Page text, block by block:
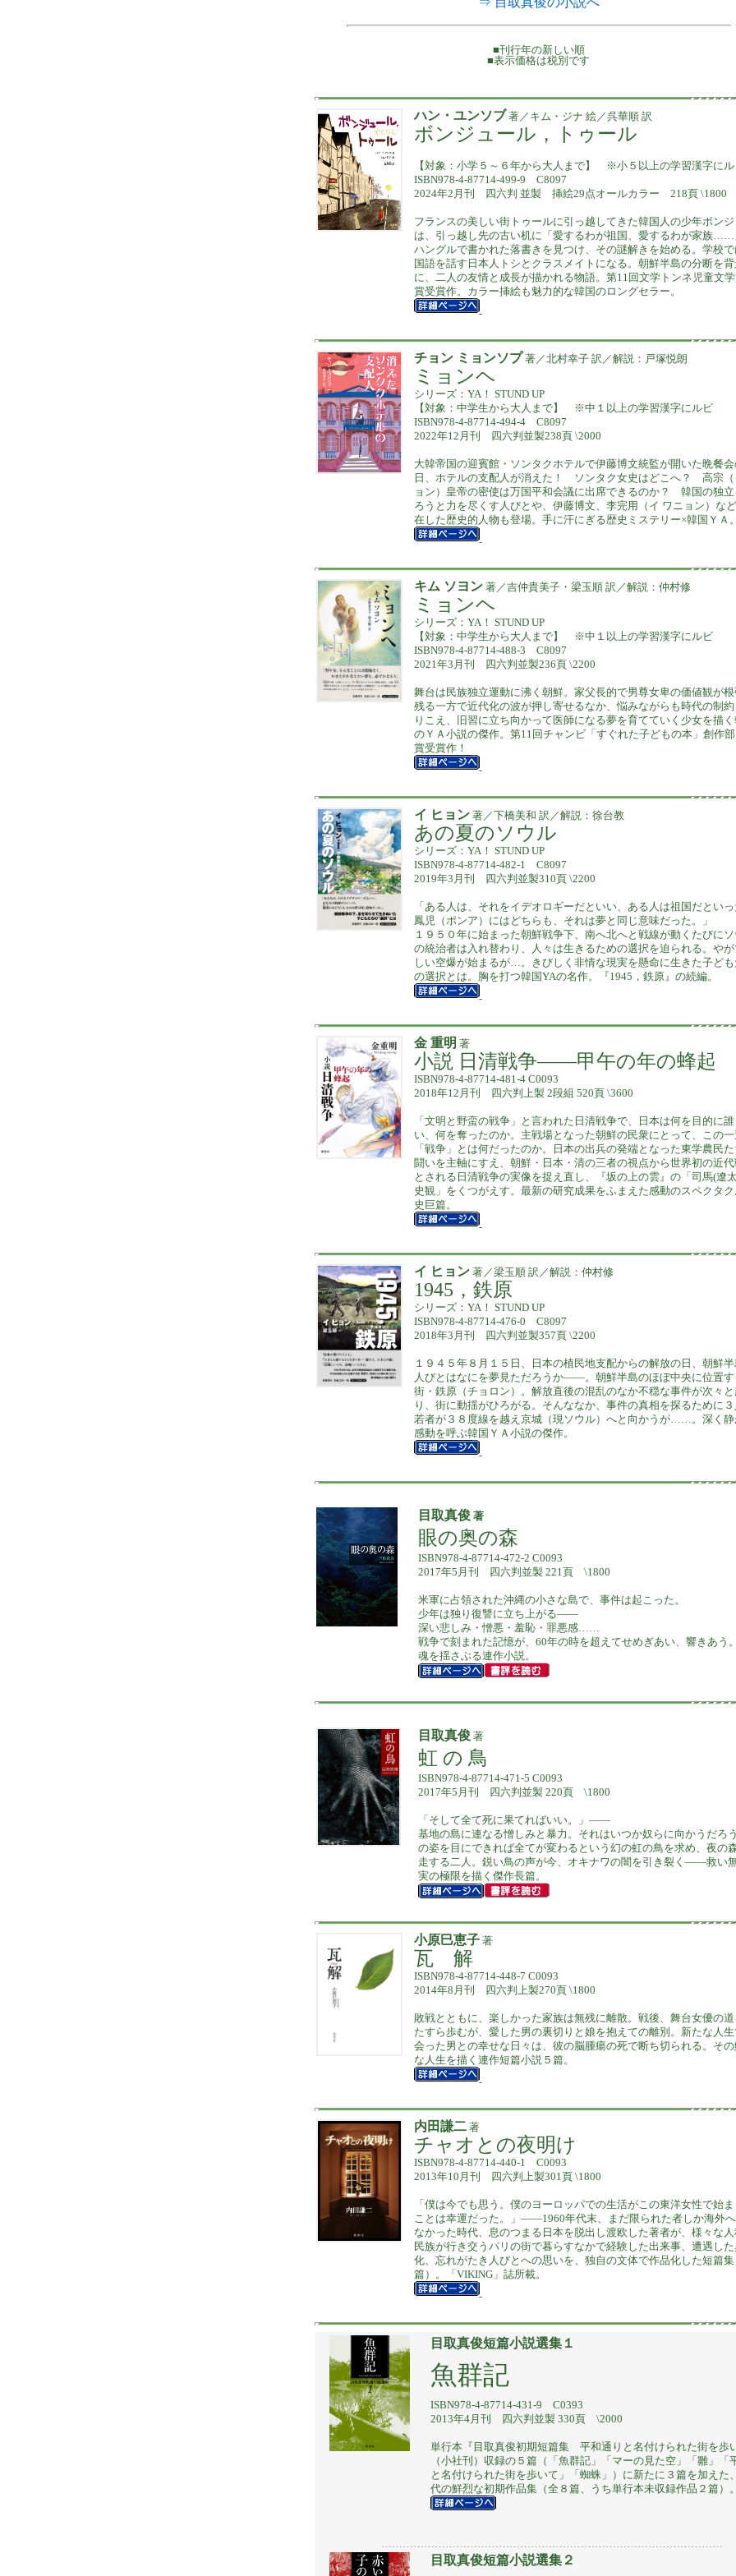
■刊行年の新しい順
■表示価格は税別です
ハン・ユンソブ著／キム・ジナ 絵／呉華順 訳
ボンジュール，トゥール
【対象：小学５～６年から大人まで】 ※小５以上の学習漢字にル
ISBN978-4-87714-499-9 C8097
2024年2月刊 四六判 並製 挿絵29点オールカラー 218頁 \1800
フランスの美しい街トゥールに引っ越してきた韓国人の少年ボンジ
は、引っ越し先の古い机に「愛するわが祖国、愛するわが家族……
ハングルで書かれた落書きを見つけ、その謎解きを始める。学校
国語を話す日本人トシとクラスメイトになる。朝鮮半島の分断を背
に、二人の友情と成長が描かれる物語。第11回文学トンネ児童文
賞受賞作。カラー挿絵も魅力的な韓国のロングセラー。
チョン ミョンソプ著／北村幸子 訳／解説：戸塚悦朗
ミョンヘ
シリーズ：YA！ STUND UP
【対象：中学生から大人まで】 ※中１以上の学習漢字にルビ
ISBN978-4-87714-494-4 C8097
2022年12月刊 四六判並製238頁 \2000
大韓帝国の迎賓館・ソンタクホテルで伊藤博文統監が開いた晩餐会
日、ホテルの支配人が消えた！ ソンタク女史はどこへ？ 高宗（
ョン）皇帝の密使は万国平和会議に出席できるのか？ 韓国の独立
ろうと力を尽くす人びとや、伊藤博文、李完用（イ ワニョン）などの実
在した歴史的人物も登場。手に汗にぎる歴史ミステリー×韓国ＹＡ。
キム ソヨン著／吉仲貴美子・梁玉順 訳／解説：仲村修
ミョンヘ
シリーズ：YA！ STUND UP
【対象：中学生から大人まで】 ※中１以上の学習漢字にルビ
ISBN978-4-87714-488-3 C8097
2021年3月刊 四六判並製236頁 \2200
舞台は民族独立運動に沸く朝鮮。家父長的で男尊女卑の価値観が根
残る一方で近代化の波が押し寄せるなか、悩みながらも時代の制
りこえ、旧習に立ち向かって医師になる夢を育てていく少女を描く
のＹＡ小説の傑作。第11回チャンビ「すぐれた子どもの本」創作
賞受賞作！
イ ヒョン著／下橋美和 訳／解説：徐台教
あの夏のソウル
シリーズ：YA！ STUND UP
ISBN978-4-87714-482-1 C8097
2019年3月刊 四六判並製310頁 \2200
「ある人は、それをイデオロギーだといい、ある人は祖国だといっ
鳳児（ポンア）にはどちらも、それは夢と同じ意味だった。」
１９５０年に始まった朝鮮戦争下、南へ北へと戦線が動くたびに
の統治者は入れ替わり、人々は生きるための選択を迫られる。やが
しい空爆が始まるが…。きびしく非情な現実を懸命に生きた子ども
の選択とは。胸を打つ韓国YAの名作。『1945，鉄原』の続編。
金 重明 著
小説 日清戦争――甲午の年の蜂起
ISBN978-4-87714-481-4 C0093
2018年12月刊 四六判上製 2段組 520頁 \3600
「文明と野蛮の戦争」と言われた日清戦争で、日本は何を目的に
い、何を奪ったのか。主戦場となった朝鮮の民衆にとって、この
「戦争」とは何だったのか。日本の出兵の発端となった東学農民
闘いを主軸にすえ、朝鮮・日本・清の三者の視点から世界初の近
とされる日清戦争の実像を捉え直し、『坂の上の雲』の「司馬(遼
史観」をくつがえす。最新の研究成果をふまえた感動のスペクタ
史巨篇。
イ ヒョン著／梁玉順 訳／解説：仲村修
1945，鉄原
シリーズ：YA！ STUND UP
ISBN978-4-87714-476-0 C8097
2018年3月刊 四六判並製357頁 \2200
１９４５年８月１５日、日本の植民地支配からの解放の日、朝鮮
人びとはなにを夢見ただろうか――。朝鮮半島のほぼ中央に位置す
街・鉄原（チョロン）。解放直後の混乱のなか不穏な事件が次々と
り、街に動揺がひろがる。そんななか、事件の真相を探るために
若者が３８度線を越え京城（現ソウル）へと向かうが……。深く静
感動を呼ぶ韓国ＹＡ小説の傑作。
目取真俊 著
眼の奥の森
ISBN978-4-87714-472-2 C0093
2017年5月刊 四六判並製 221頁 \1800
米軍に占領された沖縄の小さな島で、事件は起こった。
少年は独り復讐に立ち上がる――
深い悲しみ・憎悪・羞恥・罪悪感……
戦争で刻まれた記憶が、60年の時を超えてせめぎあい、響きあう。
魂を揺さぶる連作小説。
目取真俊 著
虹 の 鳥
ISBN978-4-87714-471-5 C0093
2017年5月刊 四六判並製 220頁 \1800
「そして全て死に果てればいい。」――
基地の島に連なる憎しみと暴力。それはいつか奴らに向かうだろ
の姿を目にできれば全てが変わるという幻の虹の鳥を求め、夜の
走する二人。鋭い鳥の声が今、オキナワの闇を引き裂く――救い
実の極限を描く傑作長篇。
小原巳恵子著
瓦 解
ISBN978-4-87714-448-7 C0093
2014年8月刊 四六判上製270頁 \1800
敗戦とともに、楽しかった家族は無残に離散。戦後、舞台女優の道
たすら歩むが、愛した男の裏切りと娘を抱えての離別。新たな人生
会った男との幸せな日々は、彼の脳腫瘍の死で断ち切られる。その
な人生を描く連作短篇小説５篇。
内田謙二著
チャオとの夜明け
ISBN978-4-87714-440-1 C0093
2013年10月刊 四六判上製301頁 \1800
「僕は今でも思う。僕のヨーロッパでの生活がこの東洋女性で始
ことは幸運だった。」――1960年代末、まだ限られた者しか海外
なかった時代、息のつまる日本を脱出し渡欧した著者が、様々な人
民族が行き交うパリの街で暮らすなかで経験した出来事、遭遇した
化、忘れがたき人びとへの思いを、独自の文体で作品化した短篇集
篇）。「VIKING」誌所載。
目取真俊短篇小説選集１
魚群記
ISBN978-4-87714-431-9 C0393
2013年4月刊 四六判並製 330頁 \2000
単行本『目取真俊初期短篇集 平和通りと名付けられた街を歩
（小社刊）収録の５篇（「魚群記」「マーの見た空」「雛」「
と名付けられた街を歩いて」「蜘蛛」）に新たに３篇を加えた
代の鮮烈な初期作品集（全８篇、うち単行本未収録作品２篇）。
目取真俊短篇小説選集２